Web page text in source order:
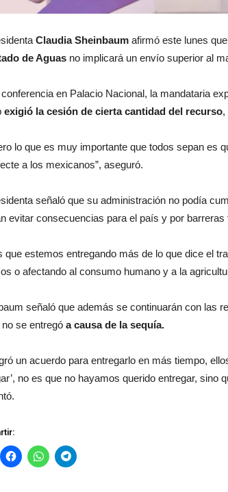
Claudia Sheinbaum afirmó este lunes
de Aguas no implicará un envío superior al
en Palacio Nacional, la mandataria
exigió la cesión de cierta cantidad del recurso,
lo que es muy importante que todos sepan es
a los mexicanos”, aseguró.
señaló que su administración no podía
evitar consecuencias para el país y por barreras
que estemos entregando más de lo que dice el
o afectando al consumo humano y a la
señaló que además se continuarán con las
no se entregó a causa de la sequía.
un acuerdo para entregarlo en más tiempo,
no es que no hayamos querido entregar, sino
Haz
clic
Haz
clic
Haz
clic